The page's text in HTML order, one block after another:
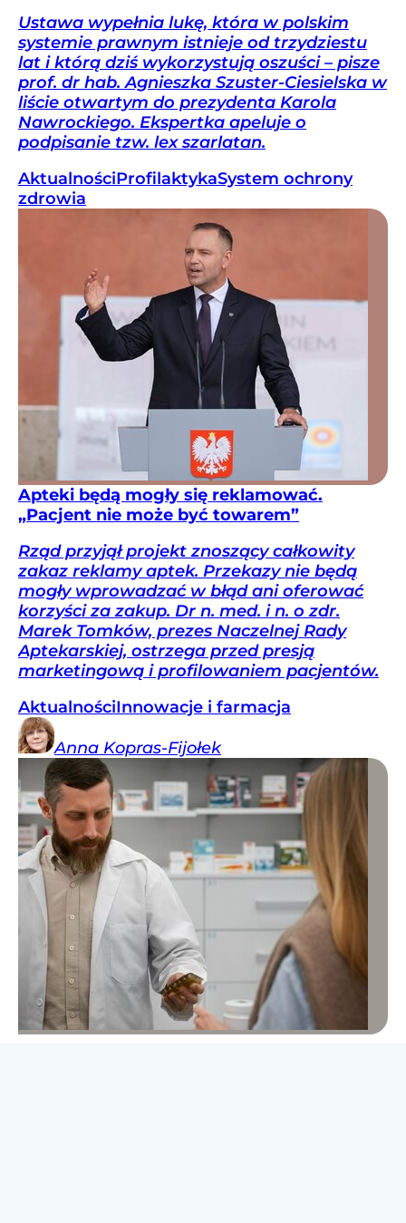
Ustawa wypełnia lukę, która w polskim
systemie prawnym istnieje od trzydziestu
lat i którą dziś wykorzystują oszuści – pisze
prof. dr hab. Agnieszka Szuster-Ciesielska w
liście otwartym do prezydenta Karola
Nawrockiego. Ekspertka apeluje o
podpisanie tzw. lex szarlatan.
AktualnościProfilaktykaSystem ochrony
zdrowia
Apteki będą mogły się reklamować.
„Pacjent nie może być towarem”
Rząd przyjął projekt znoszący całkowity
zakaz reklamy aptek. Przekazy nie będą
mogły wprowadzać w błąd ani oferować
korzyści za zakup. Dr n. med. i n. o zdr.
Marek Tomków, prezes Naczelnej Rady
Aptekarskiej, ostrzega przed presją
marketingową i profilowaniem pacjentów.
AktualnościInnowacje i farmacja
Anna Kopras-Fijołek